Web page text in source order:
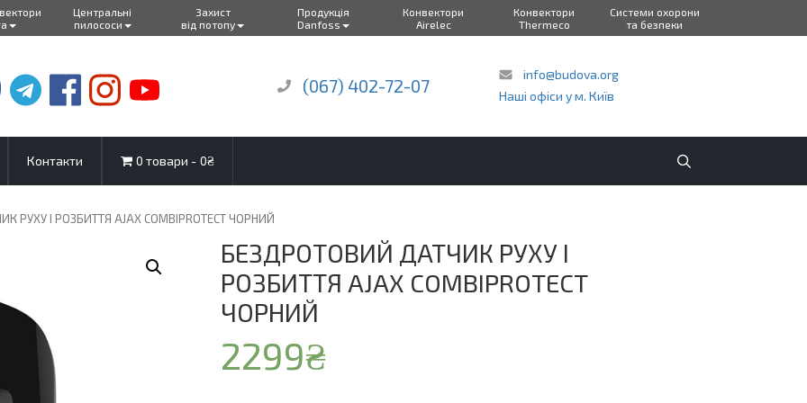
(067) 402-72-07
info@budova.org
Наші офіси у м. Київ
Контакти 0 товари 0₴
РУХУ І РОЗБИТТЯ AJAX COMBIPROTECT ЧОРНИЙ
БЕЗДРОТОВИЙ ДАТЧИК РУХУ І
РОЗБИТТЯ AJAX COMBIPROTECT
ЧОРНИЙ
2299₴
Центральні
пилососи
Захист
від потопу
Продукція
Danfoss
Конвектори
Airelec
Конвектори
Thermeco
Системи охорони
та безпеки